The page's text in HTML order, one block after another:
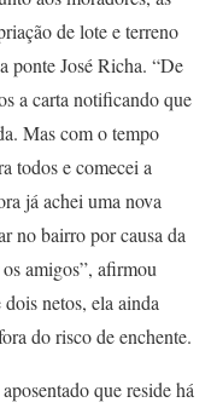
de lote e terreno
ponte José Richa. “De
a carta notificando que
Mas com o tempo
todos e comecei a
já achei uma nova
no bairro por causa da
amigos”, afirmou
netos, ela ainda
do risco de enchente.
que reside há